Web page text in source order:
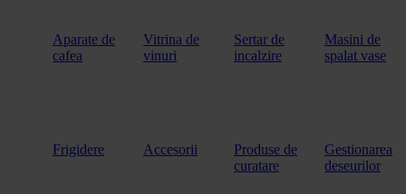
Aparate de
cafea
Vitrina de
vinuri
Sertar de
incalzire
Masini de
spalat vase
Frigidere Accesorii
Produse de
curatare
Gestionarea
deseurilor